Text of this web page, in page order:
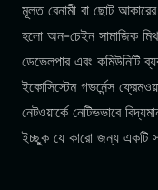
মূলত বেনামী বা ছোট
হলো অন-চেইন সামাজিক
ডেভেলপার এবং কমিউনিটি
ইকোসিস্টেম গভর্নেন্স
নেটওয়ার্কে নেটিভভাবে
ইচ্ছুক যে কারো জন্য একটি